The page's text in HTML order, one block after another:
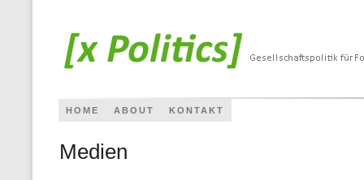
HOME ABOUT KONTAKT
Medien